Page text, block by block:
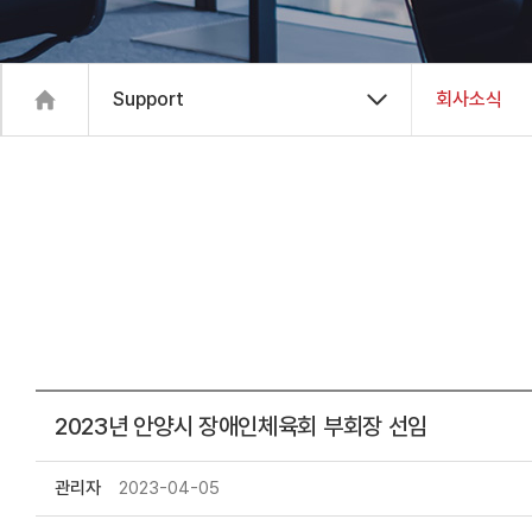
Support 회사소식
2023년 안양시 장애인체육회 부회장 선임
관리자 2023-04-05